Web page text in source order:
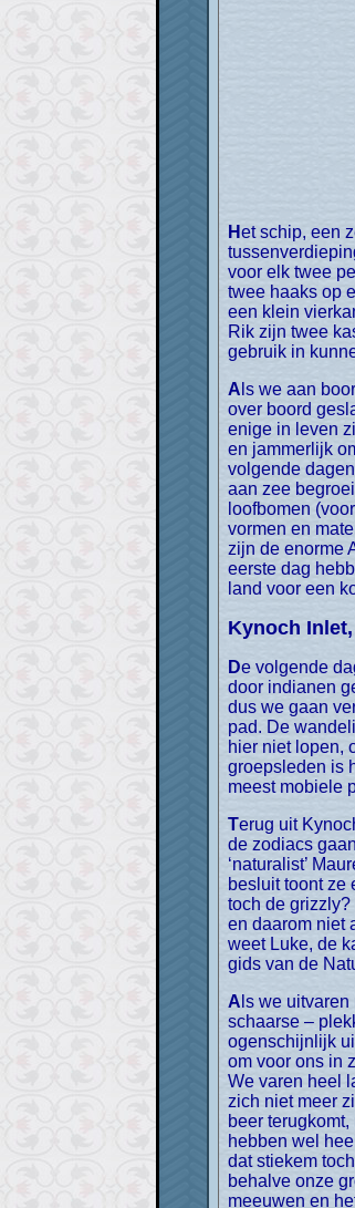
Het schip, een zeilboot met motor, heeft boven een binnendek met zeilen die opgerold kunnen worden en een buitendek. Op de
voor elk twee
twee haaks op
een klein
Rik zijn twee
gebruik in
Als we aan boord zijn krijgen we een uitgebreide veiligheidsinstructie en horen we wat we moeten doen bij brand, water in de boot,
over boord
enige in leven
en jammerlijk
volgende
aan zee
loofbomen
vormen en
zijn de enorme
eerste dag
land voor een
Kynoch
De volgende dag varen we door het Mathieson kanaal naar de Kynoch Inlet. Onderweg passeren we mooie watervallen en oude
door indianen
dus we gaan
pad. De
hier niet lopen,
groepsleden is
meest mobiele
Terug uit Kynoch Inlet varen we verder door het Mathieson kanaal naar Mussel Creek waar we voor anker gaan voor de nacht. Met
de zodiacs
‘naturalist’
besluit toont ze
toch de
en daarom niet
weet Luke, de
gids van de
Als we uitvaren naar de baai waar we beren hopen te spotten, zien we nieuwsgierige zeehonden naar ons kijken. Op alle –
schaarse –
ogenschijnlijk
om voor ons in
We varen heel
zich niet meer
beer
hebben wel
dat stiekem
behalve onze
meeuwen en